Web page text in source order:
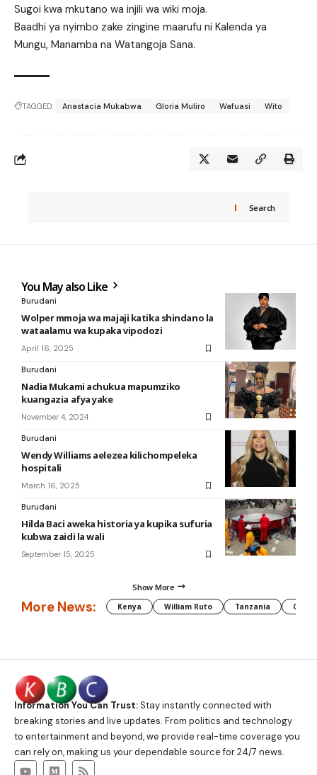
Sugoi kwa mkutano wa injili wa wiki moja.
Baadhi ya nyimbo zake zingine maarufu ni Kalenda ya
Mungu, Manamba na Watangoja Sana.
TAGGED: Anastacia Mukabwa Gloria Muliro Wafuasi Wito
Search
You May also Like
Burudani
Wolper mmoja wa majaji katika shindano la
wataalamu wa kupaka vipodozi
April 16, 2025
Burudani
Nadia Mukami achukua mapumziko
kuangazia afya yake
November 4, 2024
Burudani
Wendy Williams aelezea kilichompeleka
hospitali
March 16, 2025
Burudani
Hilda Baci aweka historia ya kupika sufuria
kubwa zaidi la wali
September 15, 2025
Show More
More News: Kenya William Ruto Tanzania CAF
Information You Can Trust:Stay instantly connected with
breaking stories and live updates. From politics and technology
to entertainment and beyond, we provide real-time coverage you
can rely on, making us your dependable source for 24/7 news.